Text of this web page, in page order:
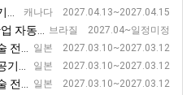
캐나다 2027.04.13~2027.04.15
브라질 2027.04~일정미정
[Autocom]
일본 2027.03.10~2027.03.12
일본 2027.03.10~2027.03.12
회
일본 2027.03.10~2027.03.12